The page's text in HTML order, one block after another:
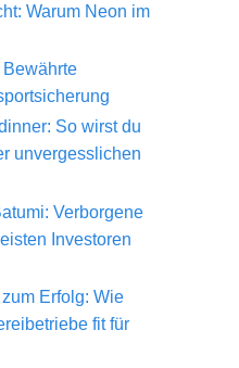
Warum Neon im
So wirst du
unvergesslichen
Verborgene
Investoren
Erfolg: Wie
fit für